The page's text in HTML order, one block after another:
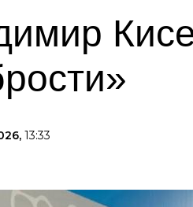
13:33